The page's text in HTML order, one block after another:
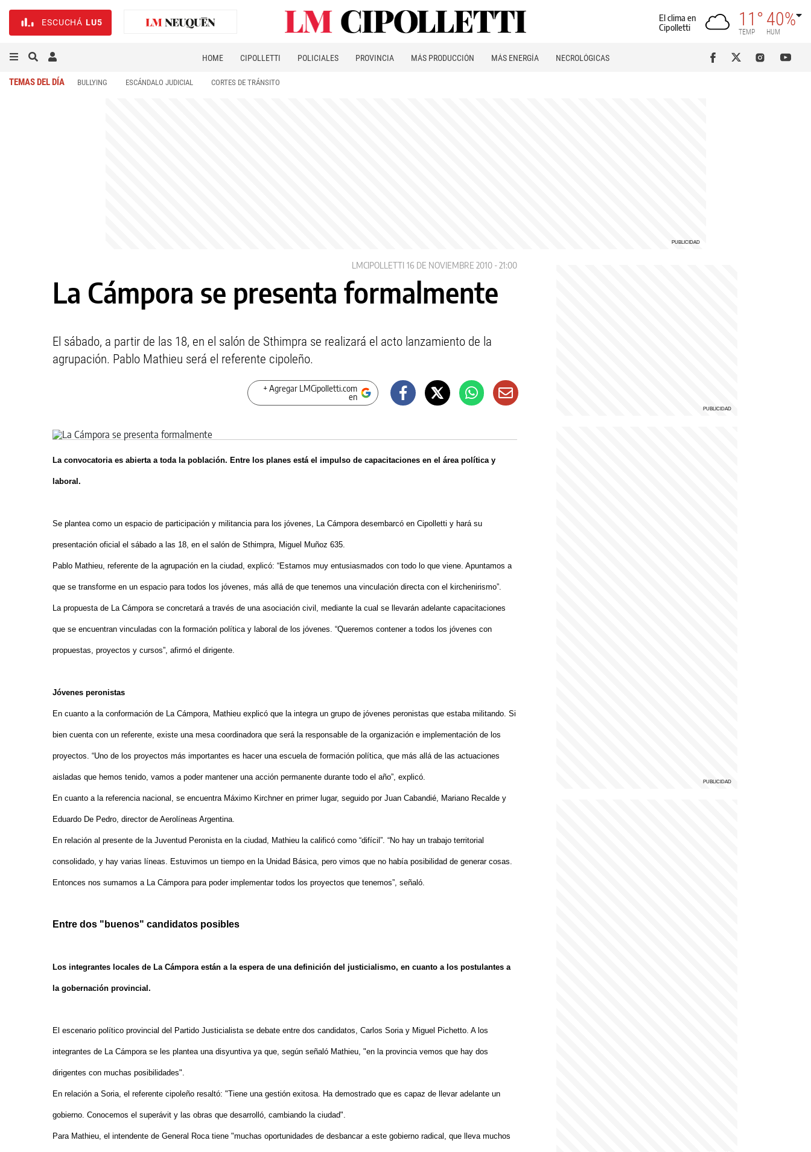
ESCUCHÁ LU5
El clima en
Cipolletti
11°
TEMP
40%
HUM
HOME CIPOLLETTI POLICIALES PROVINCIA MÁS PRODUCCIÓN MÁS ENERGÍA NECROLÓGICAS
TEMAS DEL DÍA BULLYING ESCÁNDALO JUDICIAL CORTES DE TRÁNSITO
LMCIPOLLETTI 16 DE NOVIEMBRE 2010 - 21:00
La Cámpora se presenta formalmente
El sábado, a partir de las 18, en el salón de Sthimpra se realizará el acto lanzamiento de la
agrupación. Pablo Mathieu será el referente cipoleño.
+ Agregar LMCipolletti.com
en
La convocatoria es abierta a toda la población. Entre los planes está el impulso de capacitaciones en el área política y
laboral.
Se plantea como un espacio de participación y militancia para los jóvenes, La Cámpora desembarcó en Cipolletti y hará su
presentación oficial el sábado a las 18, en el salón de Sthimpra, Miguel Muñoz 635.
Pablo Mathieu, referente de la agrupación en la ciudad, explicó: “Estamos muy entusiasmados con todo lo que viene. Apuntamos a
que se transforme en un espacio para todos los jóvenes, más allá de que tenemos una vinculación directa con el kirchenirismo”.
La propuesta de La Cámpora se concretará a través de una asociación civil, mediante la cual se llevarán adelante capacitaciones
que se encuentran vinculadas con la formación política y laboral de los jóvenes. “Queremos contener a todos los jóvenes con
propuestas, proyectos y cursos”, afirmó el dirigente.
Jóvenes peronistas
En cuanto a la conformación de La Cámpora, Mathieu explicó que la integra un grupo de jóvenes peronistas que estaba militando. Si
bien cuenta con un referente, existe una mesa coordinadora que será la responsable de la organización e implementación de los
proyectos. “Uno de los proyectos más importantes es hacer una escuela de formación política, que más allá de las actuaciones
aisladas que hemos tenido, vamos a poder mantener una acción permanente durante todo el año”, explicó.
En cuanto a la referencia nacional, se encuentra Máximo Kirchner en primer lugar, seguido por Juan Cabandié, Mariano Recalde y
Eduardo De Pedro, director de Aerolíneas Argentina.
En relación al presente de la Juventud Peronista en la ciudad, Mathieu la calificó como “difícil”. “No hay un trabajo territorial
consolidado, y hay varias líneas. Estuvimos un tiempo en la Unidad Básica, pero vimos que no había posibilidad de generar cosas.
Entonces nos sumamos a La Cámpora para poder implementar todos los proyectos que tenemos”, señaló.
Entre dos "buenos" candidatos posibles
Los integrantes locales de La Cámpora están a la espera de una definición del justicialismo, en cuanto a los postulantes a
la gobernación provincial.
El escenario político provincial del Partido Justicialista se debate entre dos candidatos, Carlos Soria y Miguel Pichetto. A los
integrantes de La Cámpora se les plantea una disyuntiva ya que, según señaló Mathieu, "en la provincia vemos que hay dos
dirigentes con muchas posibilidades".
En relación a Soria, el referente cipoleño resaltó: "Tiene una gestión exitosa. Ha demostrado que es capaz de llevar adelante un
gobierno. Conocemos el superávit y las obras que desarrolló, cambiando la ciudad".
Para Mathieu, el intendente de General Roca tiene "muchas oportunidades de desbancar a este gobierno radical, que lleva muchos